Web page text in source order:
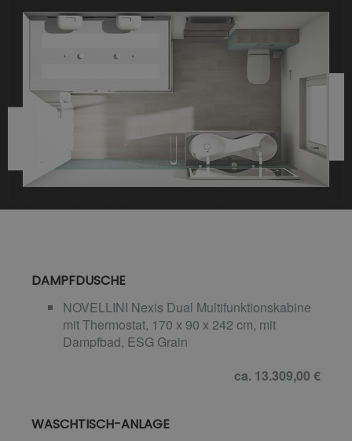
DAMPFDUSCHE
NOVELLINI Nexis Dual Multifunktionskabine
mit Thermostat, 170 x 90 x 242 cm, mit
Dampfbad, ESG Grain
ca. 13.309,00 €
WASCHTISCH-ANLAGE